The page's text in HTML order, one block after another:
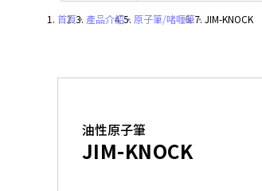
首頁・ 產品介紹・ 原子筆/啫喱筆・ JIM-KNOCK
油性原子筆
JIM-KNOCK